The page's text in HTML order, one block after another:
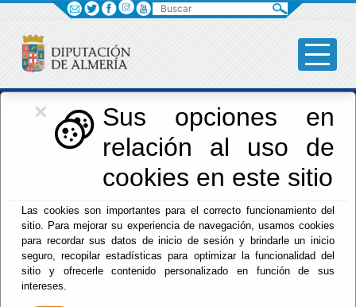
×
Sus opciones en
relación al uso de
cookies en este sitio
Las cookies son importantes para el correcto funcionamiento del
sitio. Para mejorar su experiencia de navegación, usamos cookies
para recordar sus datos de inicio de sesión y brindarle un inicio
seguro, recopilar estadísticas para optimizar la funcionalidad del
sitio y ofrecerle contenido personalizado en función de sus
intereses.
Iniciativas Europeas
Europedirectalmeria
Inicio - Iniciativas Europeas - Proyecto "Tic@l". 2004-
2007
Buscar